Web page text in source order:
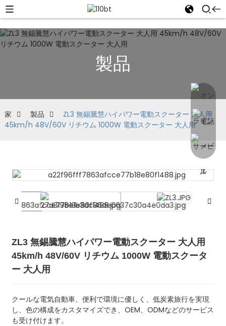
製品
家 製品
ZL3 無錫騰慧ハイパワー電動スクーター 大人用
45km/h 48V/60V リチウム 1000W 電動スクーター 大人用
ZL3 無錫騰慧ハイパワー電動スクーター 大人用
45km/h 48V/60V リチウム 1000W 電動スクータ
ー 大人用
クールな電気自動車、便利で環境に優しく、低炭素旅行を実現
し、色の構成をカスタマイズでき、OEM、ODMなどのサービス
も受け付けます。